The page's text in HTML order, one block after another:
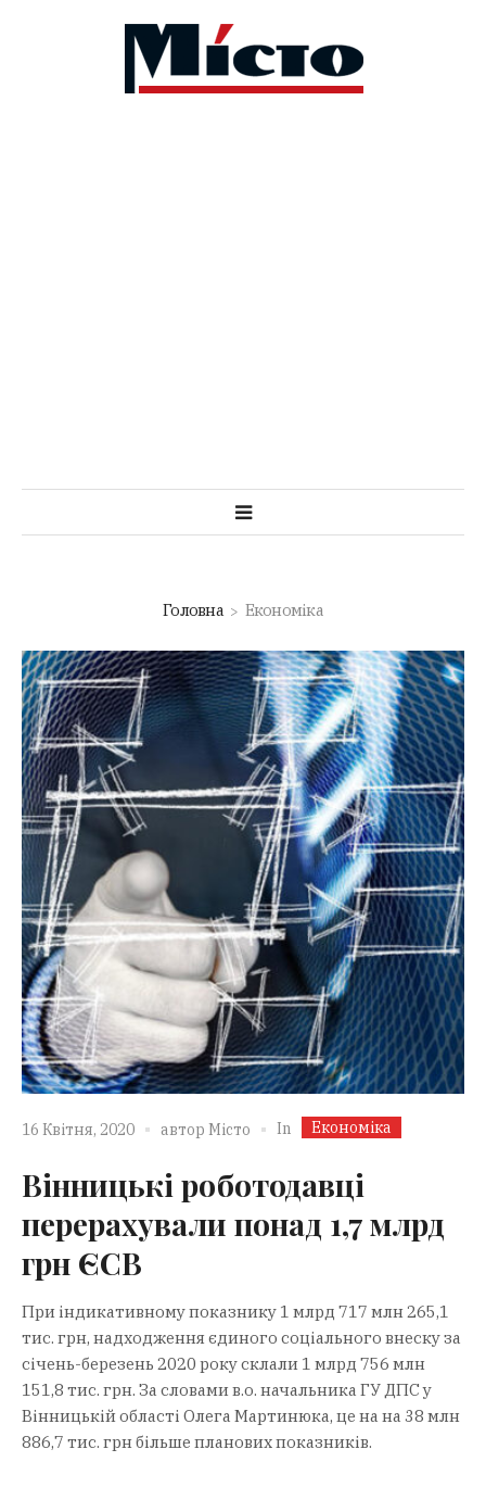
Головна Економіка
16 Квітня, 2020 автор Місто In Економіка
Вінницькі роботодавці
перерахували понад 1,7 млрд
грн ЄСВ
При індикативному показнику 1 млрд 717 млн 265,1
тис. грн, надходження єдиного соціального внеску за
січень-березень 2020 року склали 1 млрд 756 млн
151,8 тис. грн. За словами в.о. начальника ГУ ДПС у
Вінницькій області Олега Мартинюка, це на на 38 млн
886,7 тис. грн більше планових показників.